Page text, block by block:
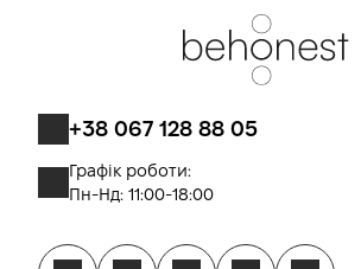
+38 067 128 88 05
Графік роботи:
Пн-Нд: 11:00-18:00